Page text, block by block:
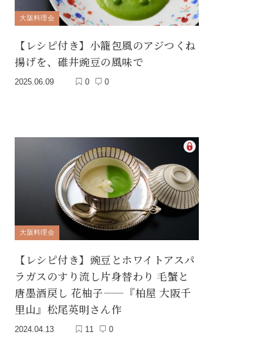
大阪料理会
【レシピ付き】小籠包風のアジつくね
揚げを、碓井豌豆の風味で
2025.06.09 0 0
大阪料理会
【レシピ付き】豌豆とホワイトアスパ
ラガスのすり流し片身替わり 毛蟹と
唐墨酒戻し 花柚子——『柏屋 大阪千
里山』松尾英明さん作
2024.04.13 11 0